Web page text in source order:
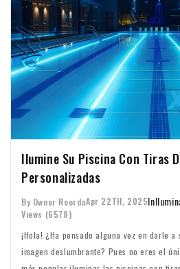
Ilumine Su Piscina Con Tiras
Personalizadas
By Owner RoordaApr 22TH, 2025In
Views (6578)
¡Hola! ¿Ha pensado alguna vez en darle
imagen deslumbrante? Pues no eres el